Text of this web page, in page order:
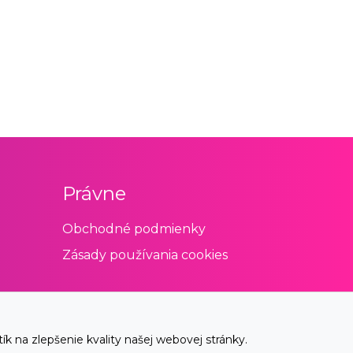
na zlepšenie kvality našej webovej stránky.
Právne
Obchodné podmienky
Zásady používania cookies